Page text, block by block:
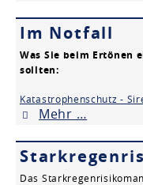
Im Notfall
Was Sie beim Ertönen
sollten:
Katastrophenschutz -
Mehr …
Das